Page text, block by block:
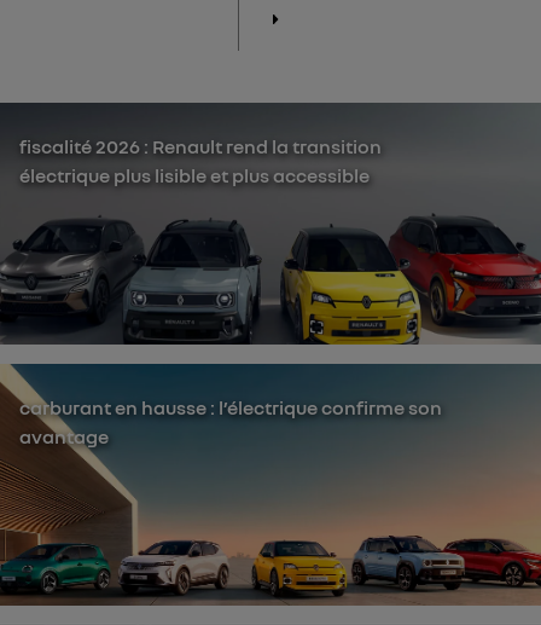
fiscalité 2026 : Renault rend la transition
électrique plus lisible et plus accessible
carburant en hausse : l’électrique confirme son
avantage